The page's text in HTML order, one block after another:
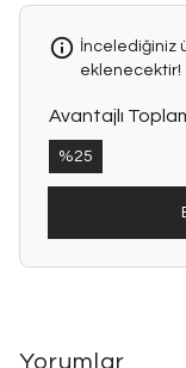
İncelediğiniz
eklenecektir!
Avantajlı
%25
Yorumlar